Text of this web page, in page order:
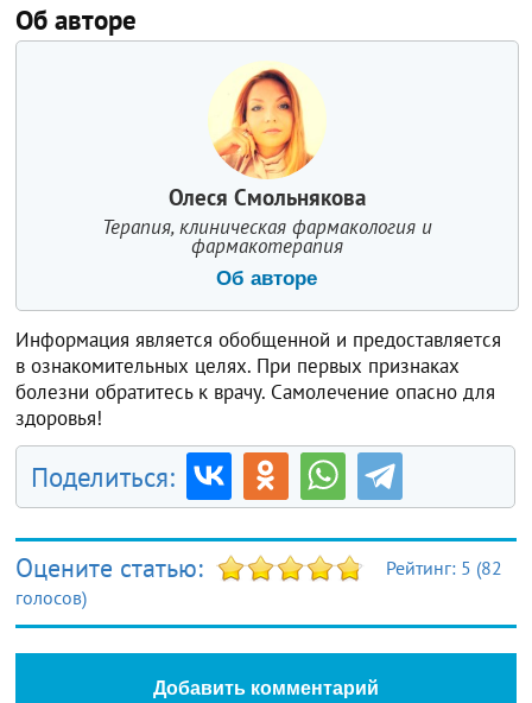
Об авторе
Олеся Смольнякова
Терапия, клиническая фармакология и
фармакотерапия
Об авторе
Информация является обобщенной и предоставляется
в ознакомительных целях. При первых признаках
болезни обратитесь к врачу. Самолечение опасно для
здоровья!
Поделиться:
Оцените статью: Рейтинг: 5 (82
голосов)
Добавить комментарий